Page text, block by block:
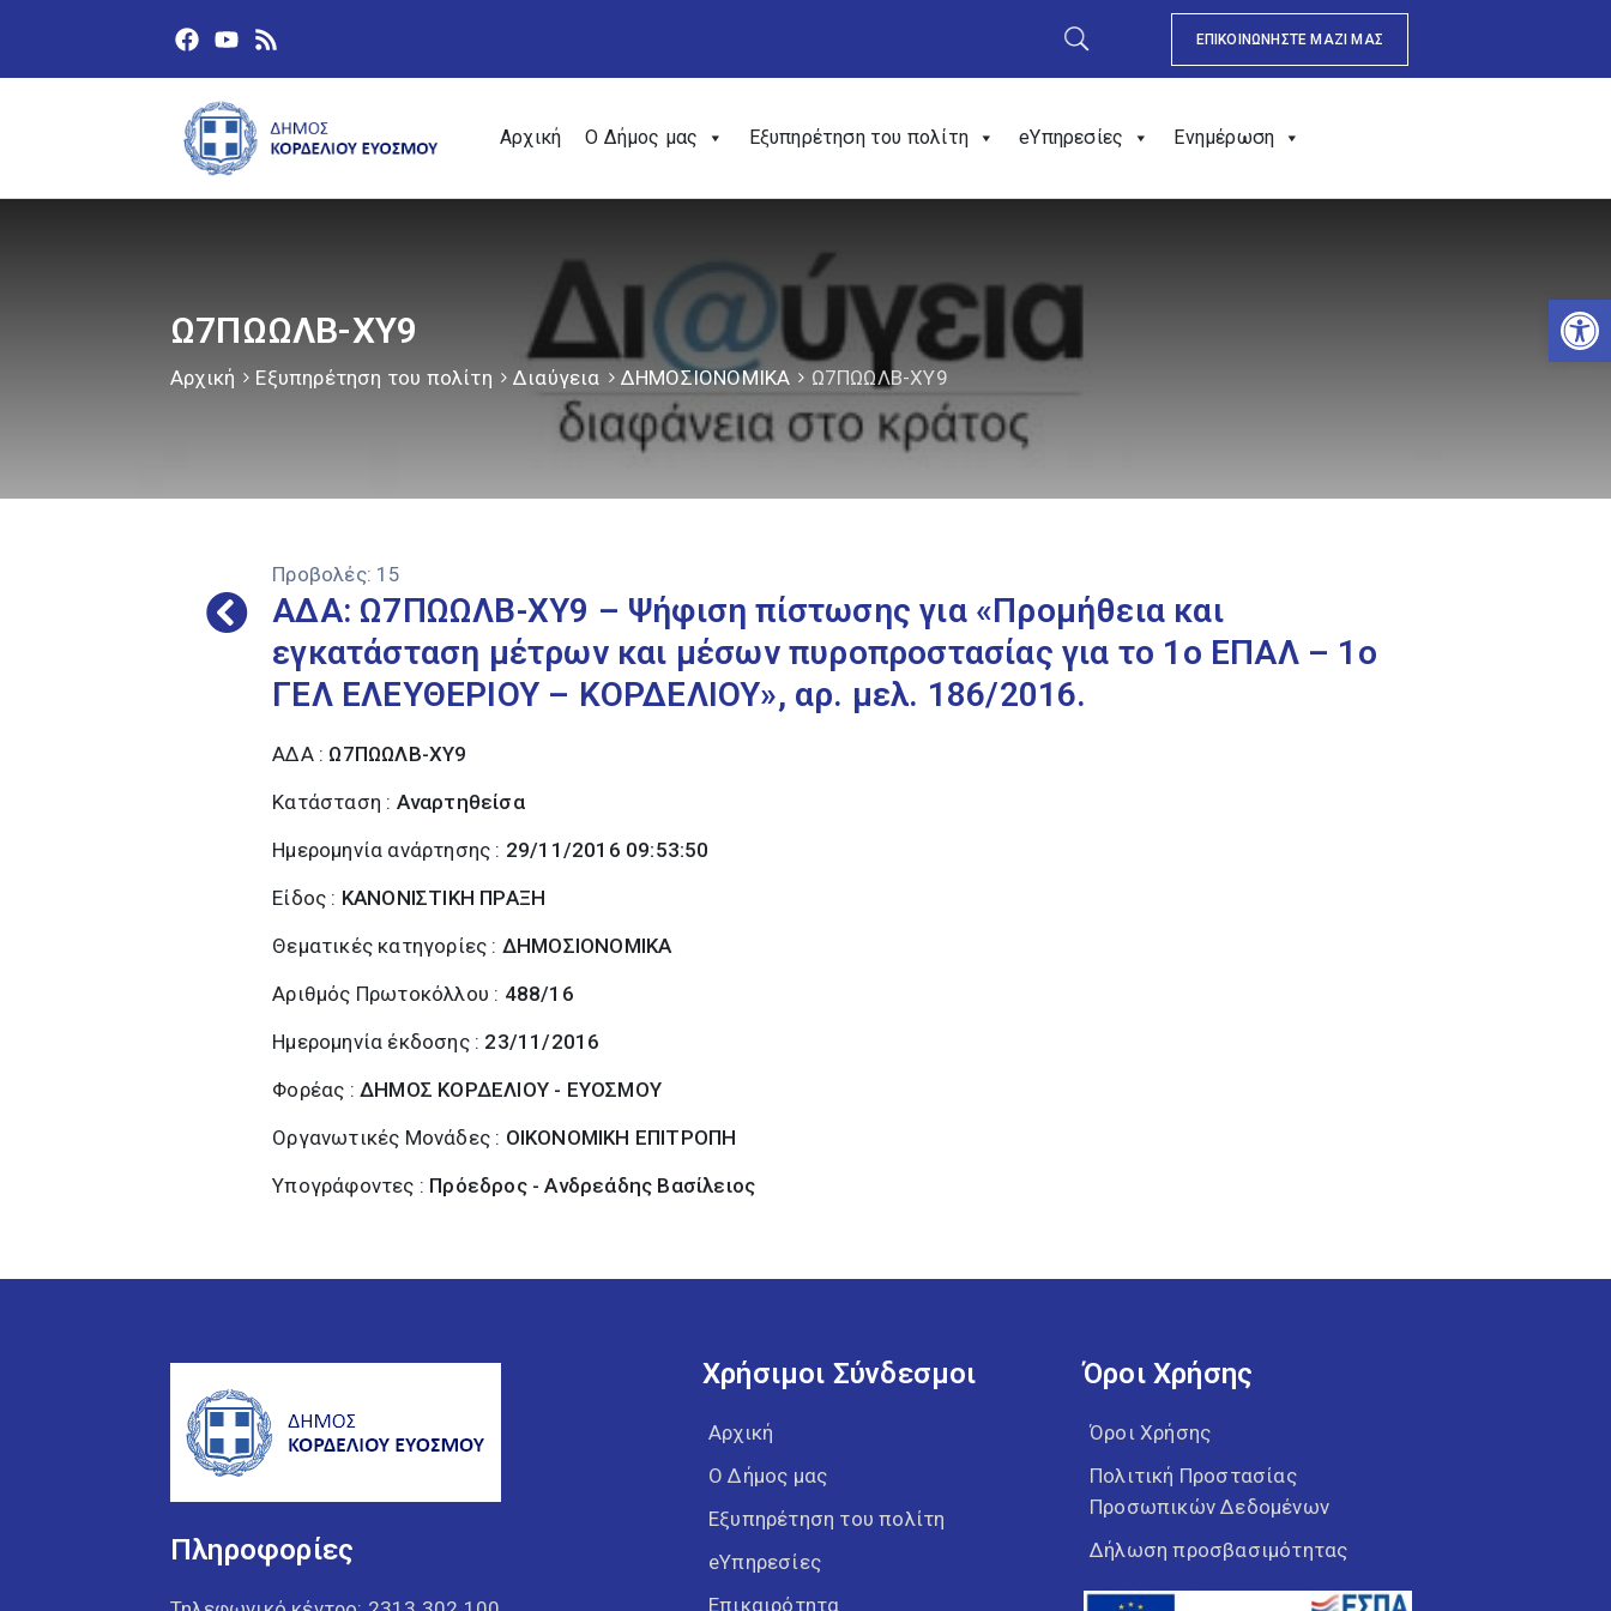
ΕΠΙΚΟΙΝΩΝΗΣΤΕ ΜΑΖΙ ΜΑΣ
Αρχική Ο Δήμος μας Εξυπηρέτηση του πολίτη eΥπηρεσίες Ενημέρωση
Ω7ΠΩΩΛΒ-ΧΥ9
Αρχική Εξυπηρέτηση του πολίτη Διαύγεια ΔΗΜΟΣΙΟΝΟΜΙΚΑ Ω7ΠΩΩΛΒ-ΧΥ9
Προβολές: 15
ΑΔΑ: Ω7ΠΩΩΛΒ-ΧΥ9 – Ψήφιση πίστωσης για «Προμήθεια και
εγκατάσταση μέτρων και μέσων πυροπροστασίας για το 1ο ΕΠΑΛ – 1ο
ΓΕΛ ΕΛΕΥΘΕΡΙΟΥ – ΚΟΡΔΕΛΙΟΥ», αρ. μελ. 186/2016.
ΑΔΑ : Ω7ΠΩΩΛΒ-ΧΥ9
Κατάσταση : Αναρτηθείσα
Ημερομηνία ανάρτησης : 29/11/2016 09:53:50
Είδος : ΚΑΝΟΝΙΣΤΙΚΗ ΠΡΑΞΗ
Θεματικές κατηγορίες : ΔΗΜΟΣΙΟΝΟΜΙΚΑ
Αριθμός Πρωτοκόλλου : 488/16
Ημερομηνία έκδοσης : 23/11/2016
Φορέας :ΔΗΜΟΣ ΚΟΡΔΕΛΙΟΥ - ΕΥΟΣΜΟΥ
Οργανωτικές Μονάδες : ΟΙΚΟΝΟΜΙΚΗ ΕΠΙΤΡΟΠΗ
Υπογράφοντες : Πρόεδρος - Ανδρεάδης Βασίλειος
Πληροφορίες
Χρήσιμοι Σύνδεσμοι
Αρχική
Ο Δήμος μας
Εξυπηρέτηση του πολίτη
eΥπηρεσίες
Επικαιρότητα
Όροι Χρήσης
Όροι Χρήσης
Πολιτική Προστασίας
Προσωπικών Δεδομένων
Δήλωση προσβασιμότητας